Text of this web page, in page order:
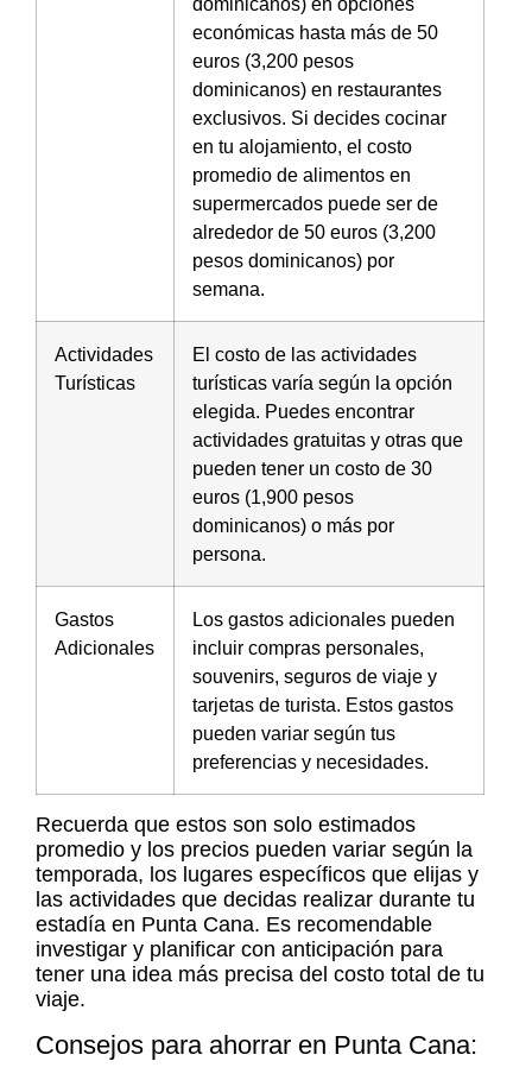
económicas hasta más de 50
euros (3,200 pesos
dominicanos) en restaurantes
exclusivos. Si decides cocinar
en tu alojamiento, el costo
promedio de alimentos en
supermercados puede ser de
alrededor de 50 euros (3,200
pesos dominicanos) por
semana.
Actividades
Turísticas
El costo de las actividades
turísticas varía según la opción
elegida. Puedes encontrar
actividades gratuitas y otras que
pueden tener un costo de 30
euros (1,900 pesos
dominicanos) o más por
persona.
Gastos
Adicionales
Los gastos adicionales pueden
incluir compras personales,
souvenirs, seguros de viaje y
tarjetas de turista. Estos gastos
pueden variar según tus
preferencias y necesidades.
Recuerda que estos son solo estimados
promedio y los precios pueden variar según la
temporada, los lugares específicos que elijas y
las actividades que decidas realizar durante tu
estadía en Punta Cana. Es recomendable
investigar y planificar con anticipación para
tener una idea más precisa del costo total de tu
viaje.
Consejos para ahorrar en Punta Cana: